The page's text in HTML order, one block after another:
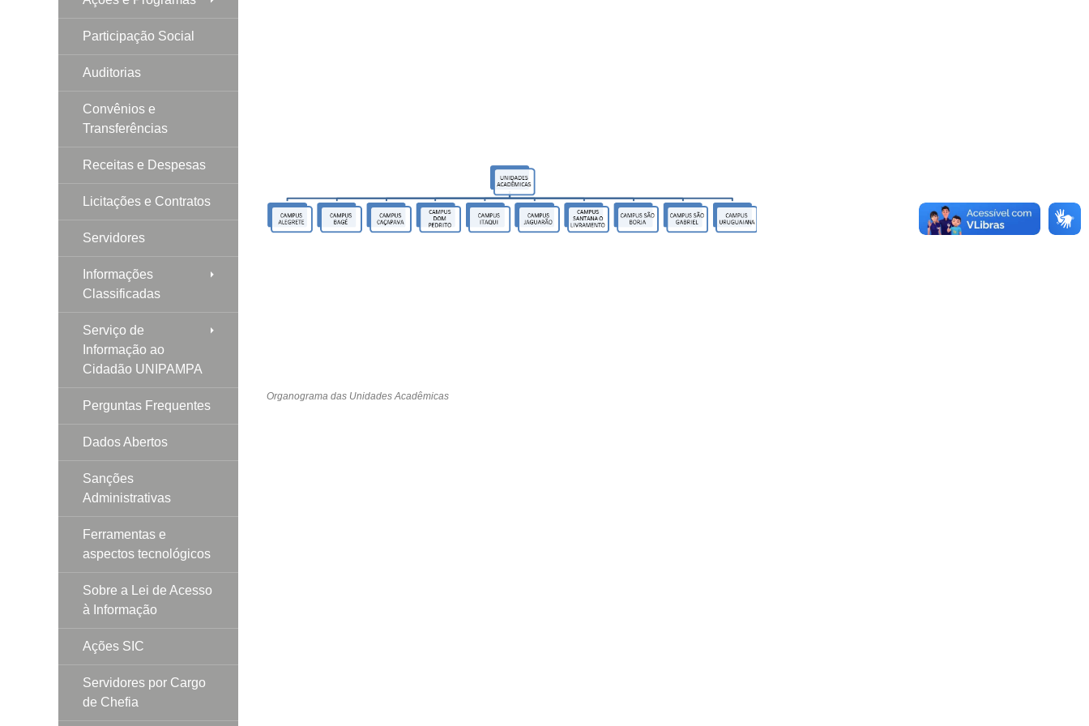
Organograma das Unidades Acadêmicas
Participação Social
Auditorias
Convênios e
Transferências
Receitas e Despesas
Licitações e Contratos
Servidores
Informações
Classificadas
Serviço de
Informação ao
Cidadão UNIPAMPA
Perguntas Frequentes
Dados Abertos
Sanções
Administrativas
Ferramentas e
aspectos tecnológicos
Sobre a Lei de Acesso
à Informação
Ações SIC
Servidores por Cargo
de Chefia